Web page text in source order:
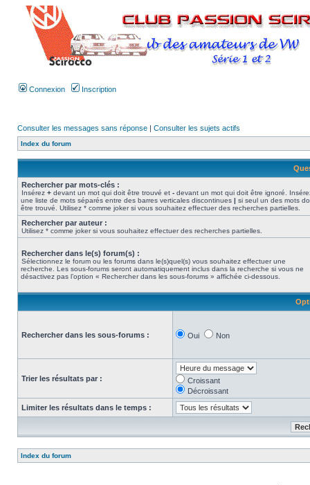
Connexion Inscription
Consulter les messages sans réponse | Consulter les sujets actifs
Index du forum
Rechercher par mots-clés :
Insérez + devant un mot qui doit être trouvé et - devant un mot qui doit être ignoré.
une liste de mots séparés entre des barres verticales discontinues | si seul un des mots
être trouvé. Utilisez * comme joker si vous souhaitez effectuer des recherches partielles.
Rechercher par auteur :
Utilisez * comme joker si vous souhaitez effectuer des recherches partielles.
Rechercher dans le(s) forum(s) :
Sélectionnez le forum ou les forums dans le(s)quel(s) vous souhaitez effectuer une
recherche. Les sous-forums seront automatiquement inclus dans la recherche si vous ne
désactivez pas l’option « Rechercher dans les sous-forums » affichée ci-dessous.
Rechercher dans les sous-forums : Oui Non
Trier les résultats par :
Croissant
Décroissant
Limiter les résultats dans le temps :
Index du forum